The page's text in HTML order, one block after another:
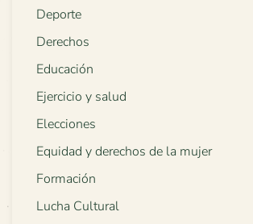
Deporte
Derechos
Educación
Ejercicio y salud
Elecciones
Equidad y derechos de la mujer
Formación
Lucha Cultural